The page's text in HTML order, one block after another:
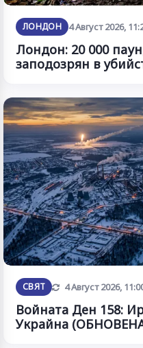
ЛОНДОН 4 Август 2026,
Лондон: 20 000
заподозрян в
СВЯТ Обновена
4 Август 2026,
Войната Ден 158:
Украйна